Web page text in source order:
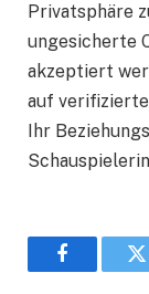
Privatsphäre
ungesicherte
akzeptiert
auf
Ihr
Facebook